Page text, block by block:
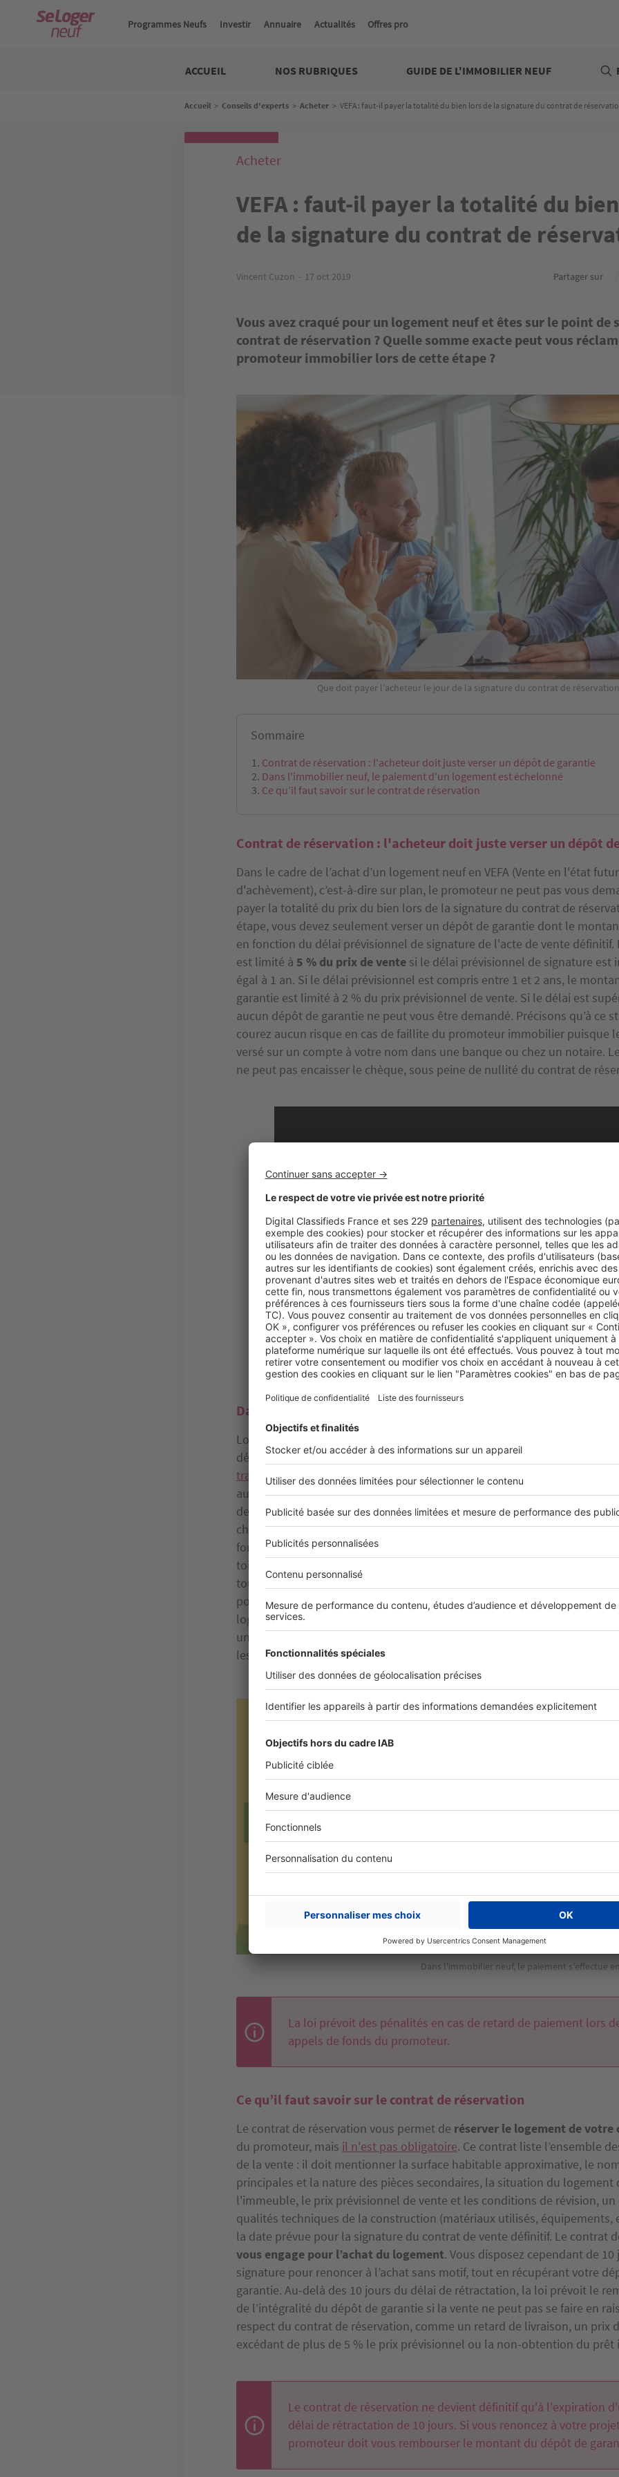
Programmes Neufs Investir Annuaire Actualités Offres pro
ACCUEIL
NOS RUBRIQUES GUIDE DE L'IMMOBILIER NEUF
Fil
Accueil > Conseils d'experts > Acheter > VEFA : faut-il payer la totalité du bien lors de la signature du contrat de
Acheter
VEFA : faut-il payer la totalité du
de la signature du contrat de
Vincent Cuzon 17 oct 2019 Partager sur
Vous avez craqué pour un logement neuf et êtes sur le point de
contrat de réservation ? Quelle somme exacte peut vous
promoteur immobilier lors de cette étape ?
Que doit payer l’acheteur le jour de la signature du contrat de
Sommaire
Contrat de réservation : l'acheteur doit juste verser un dépôt de garantie
Dans l'immobilier neuf, le paiement d'un logement est échelonné
Ce qu’il faut savoir sur le contrat de réservation
Contrat de réservation : l'acheteur doit juste verser un dépôt
Dans le cadre de l’achat d’un logement neuf en VEFA (Vente en l'état futur
d'achèvement), c’est-à-dire sur plan, le promoteur ne peut pas vous
payer la totalité du prix du bien lors de la signature du contrat de
étape, vous devez seulement verser un dépôt de garantie dont le
en fonction du délai prévisionnel de signature de l'acte de vente
est limité à 5 % du prix de vente si le délai prévisionnel de signature est
égal à 1 an. Si le délai prévisionnel est compris entre 1 et 2 ans, le
garantie est limité à 2 % du prix prévisionnel de vente. Si le délai est
aucun dépôt de garantie ne peut vous être demandé. Précisons qu’à ce
courez aucun risque en cas de faillite du promoteur immobilier puisque
versé sur un compte à votre nom dans une banque ou chez un notaire.
ne peut pas encaisser le chèque, sous peine de nullité du contrat de
Dans l'immobilier neuf, le paiement d'un logement est
Lors de l'achat d'un logement neuf sur plan, le contrat prévoit, après le
dépôt de garantie, unéchelonnement des paiements,en fonction de
travaux. L’échéancier des paiements vous est présenté lors de la signature
authentique de vente chez le notaire, soit quelques mois après la
de réservation. Les pourcentages maximaux que peut vous réclamer le
chaque étape de la construction sont fixés par la loi : 35 % à
fondations, 70 % à la mise « hors d'eau », c'est-à-dire après la mise en
toiture et des murs et
toutefois prévoir des versements intermédiaires, sous réserve de respecter
pourcentages plafonds. Il vous restera donc à payer 5 % à la mise à
logement, sauf en cas de réserves pour défauts de conformité. Si vous
un prêt immobilier pour financer l'achat de votre logement neuf, la
les sommes au fur et à mesure des appels de fonds.
Dans l'immobilier neuf, le paiement s'effectue
La loi prévoit des pénalités en cas de retard de paiement lors
appels de fonds du promoteur.
Ce qu’il faut savoir sur le contrat de réservation
Le contrat de réservation vous permet de réserver le logement de votre
du promoteur, mais il n'est pas obligatoire. Ce contrat liste l’ensemble
de la vente : il doit mentionner la surface habitable approximative, le
principales et la nature des pièces secondaires, la situation du logement
l'immeuble, le prix prévisionnel de vente et les conditions de révision, un
qualités techniques de la construction (matériaux utilisés, équipements,
la date prévue pour la signature du contrat de vente définitif. Le contrat
vous engage pour l’achat du logement. Vous disposez cependant de 10
signature pour renoncer à l’achat sans motif, tout en récupérant votre
garantie. Au-delà des 10 jours du délai de rétractation, la loi prévoit le
de l’intégralité du dépôt de garantie si la vente ne peut pas se faire en
respect du contrat de réservation, comme un retard de livraison, un prix
excédant de plus de 5 % le prix prévisionnel ou la non-obtention du prêt
Le contrat de réservation ne devient définitif qu'à l'expiration
délai de rétractation de 10 jours. Si vous renoncez à votre
promoteur doit vous rembourser le montant du dépôt de